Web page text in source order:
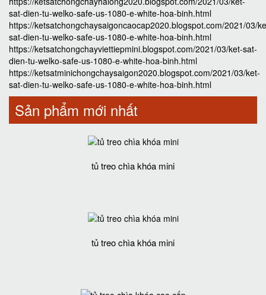
sat-dien-tu-welko-safe-us-1080-e-white-hoa-binh.html
https://ketsatchongchaysaigoncaocap2020.blogspot.com/2021/03/
sat-dien-tu-welko-safe-us-1080-e-white-hoa-binh.html
https://ketsatchongchayviettiepmini.blogspot.com/2021/03/ket-sat-
dien-tu-welko-safe-us-1080-e-white-hoa-binh.html
https://ketsatminichongchaysaigon2020.blogspot.com/2021/03/ket-
sat-dien-tu-welko-safe-us-1080-e-white-hoa-binh.html
Sản phẩm mới nhất
tủ treo chìa khóa mini
tủ treo chìa khóa mini